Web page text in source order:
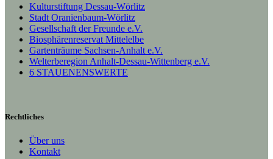
Kulturstiftung Dessau-Wörlitz
Stadt Oranienbaum-Wörlitz
Gesellschaft der Freunde e.V.
Biosphärenreservat Mittelelbe
Gartenträume Sachsen-Anhalt e.V.
Welterberegion Anhalt-Dessau-Wittenberg e.V.
6 STAUENENSWERTE
Rechtliches
Über uns
Kontakt